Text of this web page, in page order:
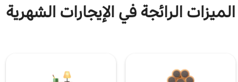
الميزات الرائجة في الإيجارات الشهرية